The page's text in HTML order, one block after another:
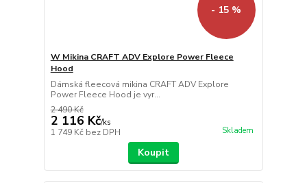
- 15 %
W Mikina CRAFT ADV Explore Power Fleece
Hood
Dámská fleecová mikina CRAFT ADV Explore
Power Fleece Hood je vyr...
2 490 Kč
2 116 Kč/ks
1 749 Kč bez DPH Skladem
Koupit